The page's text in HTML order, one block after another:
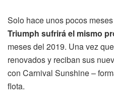
Solo hace unos pocos
Triumph sufrirá el mismo
meses del 2019. Una vez
renovados y reciban sus
con Carnival Sunshine –
flota.